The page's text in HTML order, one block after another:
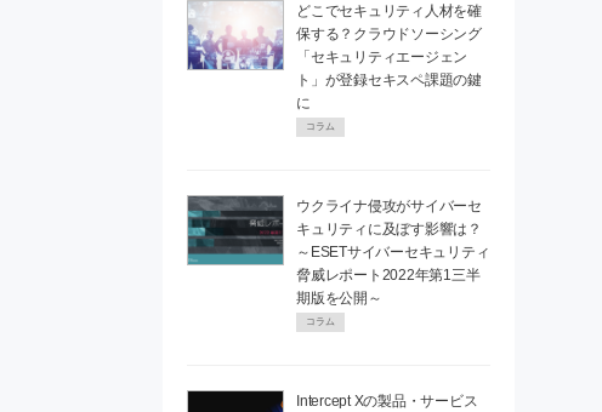
どこでセキュリティ人材を確
保する？クラウドソーシング
「セキュリティエージェン
ト」が登録セキスペ課題の鍵
に
コラム
ウクライナ侵攻がサイバーセ
キュリティに及ぼす影響は？
～ESETサイバーセキュリティ
脅威レポート2022年第1三半
期版を公開～
コラム
Intercept Xの製品・サービス